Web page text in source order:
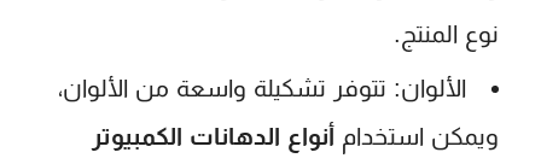
نوع المنتج.
الألوان: تتوفر تشكيلة واسعة من الألوان،
ويمكن استخدام أنواع الدهانات الكمبيوتر